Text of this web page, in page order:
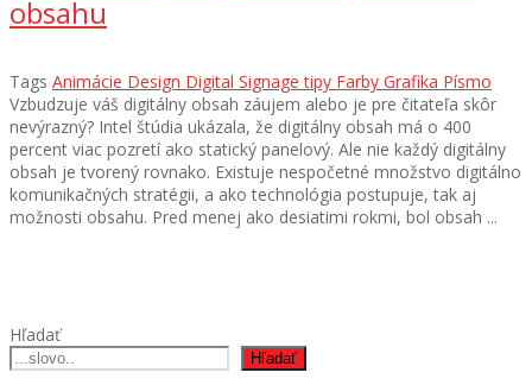
obsahu
Tags Animácie Design Digital Signage tipy Farby Grafika Písmo
Vzbudzuje váš digitálny obsah záujem alebo je pre čitateľa skôr
nevýrazný? Intel štúdia ukázala, že digitálny obsah má o 400
percent viac pozretí ako statický panelový. Ale nie každý digitálny
obsah je tvorený rovnako. Existuje nespočetné množstvo digitálno
komunikačných stratégii, a ako technológia postupuje, tak aj
možnosti obsahu. Pred menej ako desiatimi rokmi, bol obsah ...
Hľadať
Hľadať